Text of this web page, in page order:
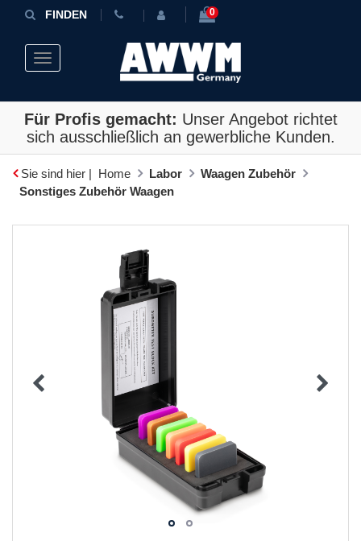
FINDEN 0
Toggle navigation
Für Profis gemacht: Unser Angebot richtet
sich ausschließlich an gewerbliche Kunden.
Sie sind hier | Home Labor
Waagen Zubehör
Sonstiges Zubehör Waagen